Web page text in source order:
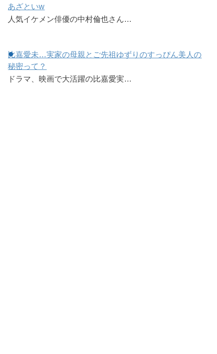
あざといw
人気イケメン俳優の中村倫也さん…
比嘉愛未…実家の母親とご先祖ゆずりのすっぴん美人の
秘密って？
ドラマ、映画で大活躍の比嘉愛実…